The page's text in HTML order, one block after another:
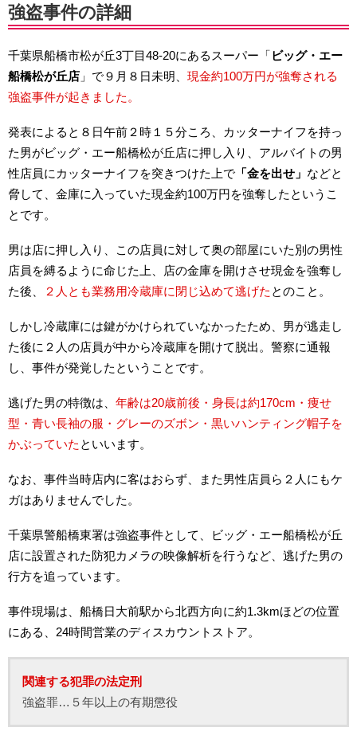
強盗事件の詳細
千葉県船橋市松が丘3丁目48-20にあるスーパー「ビッグ・エー
船橋松が丘店 」で９月８日未明、 現金約100万円が強奪される
強盗事件が起きました。
発表によると８日午前２時１５分ころ、カッターナイフを持っ
た男がビッグ・エー船橋松が丘店に押し入り、アルバイトの男
性店員にカッターナイフを突きつけた上で 「金を出せ」 などと
脅して、金庫に入っていた現金約100万円を強奪したというこ
とです。
男は店に押し入り、この店員に対して奥の部屋にいた別の男性
店員を縛るように命じた上、店の金庫を開けさせ現金を強奪し
た後、
２人とも業務用冷蔵庫に閉じ込めて逃げた とのこと。
しかし冷蔵庫には鍵がかけられていなかったため、男が逃走し
た後に２人の店員が中から冷蔵庫を開けて脱出。警察に通報
し、事件が発覚したということです。
逃げた男の特徴は、 年齢は20歳前後・身長は約170cm・痩せ
型・青い長袖の服・グレーのズボン・黒いハンティング帽子を
かぶっていた といいます。
なお、事件当時店内に客はおらず、また男性店員ら２人にもケ
ガはありませんでした。
千葉県警船橋東署は強盗事件として、ビッグ・エー船橋松が丘
店に設置された防犯カメラの映像解析を行うなど、逃げた男の
行方を追っています。
事件現場は、船橋日大前駅から北西方向に約1.3kmほどの位置
にある、24時間営業のディスカウントストア。
関連する犯罪の法定刑
強盗罪…５年以上の有期懲役